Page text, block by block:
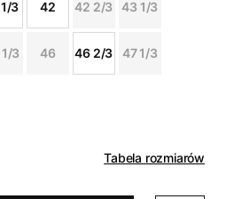
3 42 42 2/3 43 1/3
3 46 46 2/3 47 1/3
Tabela rozmiarów